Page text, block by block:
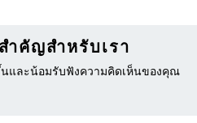
คัญสำหรับเรา
นและน้อมรับฟังความคิดเห็นของคุณ